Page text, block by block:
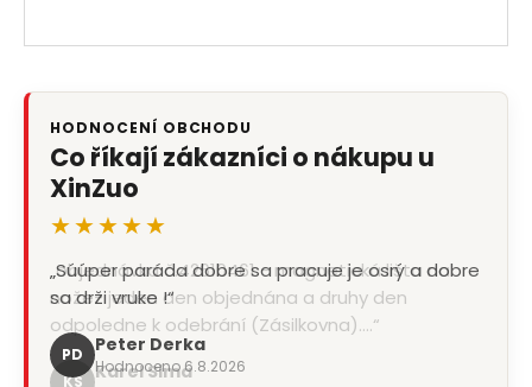
HODNOCENÍ OBCHODU
Co říkají zákazníci o nákupu u
XinZuo
★★★★★
„Súúper paráda dobre sa pracuje je osrý a dobre
sa drži vruke !“
PD Peter Derka
Hodnoceno 6.8.2026